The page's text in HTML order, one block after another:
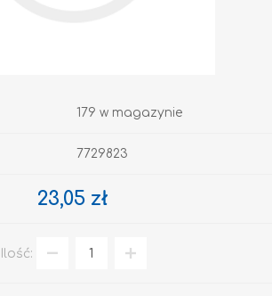
179 w magazynie
7729823
23,05 zł
Ilość: